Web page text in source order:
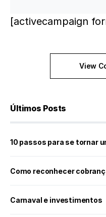
[activecampaign
View
Últimos Posts
10 passos para se tornar
Como reconhecer
Carnaval e investimentos